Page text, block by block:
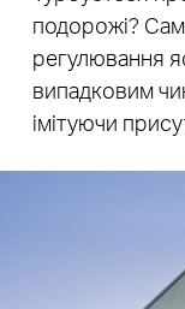
подорожі?
регулювання
випадковим
імітуючи